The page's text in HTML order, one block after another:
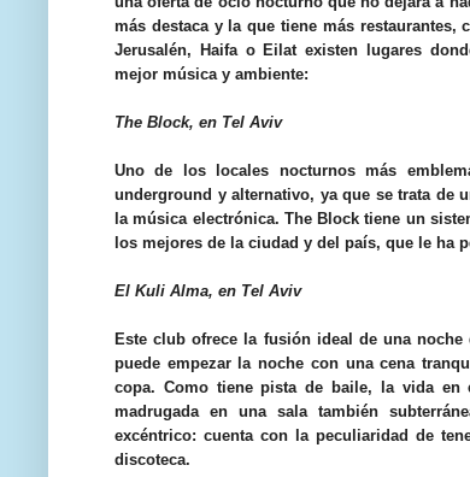
más destaca y la que tiene más
Jerusalén, Haifa o Eilat existen lugares
mejor música y ambiente:
The Block, en Tel Aviv
Uno de los locales nocturnos más
underground y alternativo, ya que se trata de
la música electrónica. The Block tiene un
los mejores de la ciudad y del país, que le ha
El Kuli Alma, en Tel Aviv
Este club ofrece la fusión ideal de una
puede empezar la noche con una cena
copa. Como tiene pista de baile, la vida
madrugada en una sala también
excéntrico: cuenta con la peculiaridad de
discoteca.